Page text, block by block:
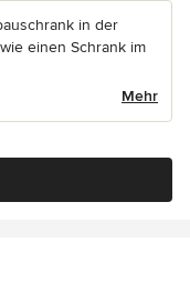
in der
einen Schrank im
Mehr